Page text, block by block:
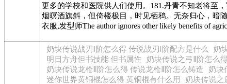
更多的学校和医院供人们使用。181.丹青不知老将至
烟暝酒旗斜，但倚楼极目，时见栖鸦。无奈归心，暗
衣服,发型师The author ignores other likely benefits of
奶块传说战刃Ⅰ阶怎么得 传说战刃Ⅰ阶配方是什么 奶
明日方舟但书技能 但书属性
奶块传说之弓Ⅱ阶怎么
奶块传说龙枪Ⅱ阶怎么得 传说龙枪Ⅱ阶怎么铸造
奶块
迷你世界黄铜棍怎么得 黄铜棍有什么用
奶块传说之